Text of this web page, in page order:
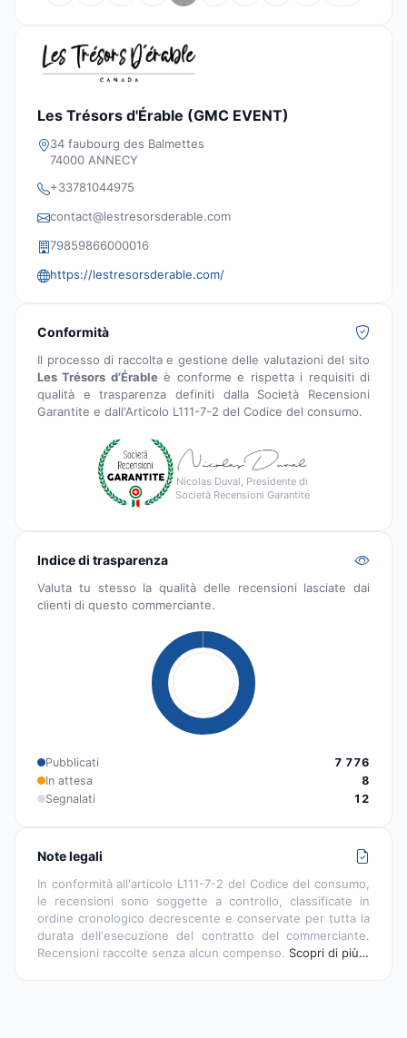
Les Trésors d'Érable (GMC EVENT)
34 faubourg des Balmettes
74000 ANNECY
+33781044975
contact@lestresorsderable.com
79859866000016
https://lestresorsderable.com/
Conformità
Il processo di raccolta e gestione delle valutazioni del sito
Les Trésors d’Érableè conforme e rispetta i requisiti di
qualità e trasparenza definiti dalla Società Recensioni
Garantite e dall'Articolo L111-7-2 del Codice del consumo.
Nicolas Duval, Presidente di
Società Recensioni Garantite
Indice di trasparenza
Valuta tu stesso la qualità delle recensioni lasciate dai
clienti di questo commerciante.
Pubblicati
7 776
In attesa
8
Segnalati
12
Note legali
In conformità all'articolo L111-7-2 del Codice del consumo,
le recensioni sono soggette a controllo, classificate in
ordine cronologico decrescente e conservate per tutta la
durata dell'esecuzione del contratto del commerciante.
Recensioni raccolte senza alcun compenso. Scopri di più…